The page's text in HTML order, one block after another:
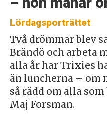
Lördagsporträttet
Två drömmar blev
Brändö och arbeta
alla år har Trixies
än luncherna – om
så rädd om alla
Maj Forsman.